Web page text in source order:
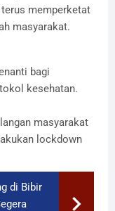
memperketat
masyarakat.
bagi
kesehatan.
masyarakat
lockdown
di Bibir